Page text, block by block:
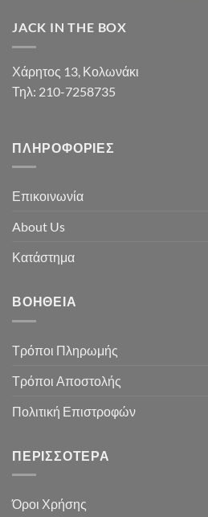
JACK IN THE BOX
Χάρητος 13, Κολωνάκι
Τηλ: 210-7258735
ΠΛΗΡΟΦΟΡΊΕΣ
Επικοινωνία
About Us
Κατάστημα
ΒΟΉΘΕΙΑ
Τρόποι Πληρωμής
Τρόποι Αποστολής
Πολιτική Επιστροφών
ΠΕΡΙΣΣΌΤΕΡΑ
Όροι Χρήσης